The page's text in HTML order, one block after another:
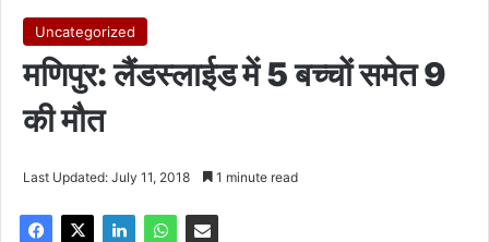
Uncategorized
मणिपुर: लैंडस्लाईड में 5 बच्चों समेत 9
की मौत
Last Updated: July 11, 2018 1 minute read